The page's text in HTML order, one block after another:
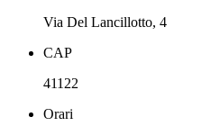
Via Del Lancillotto, 4
CAP
41122
Orari